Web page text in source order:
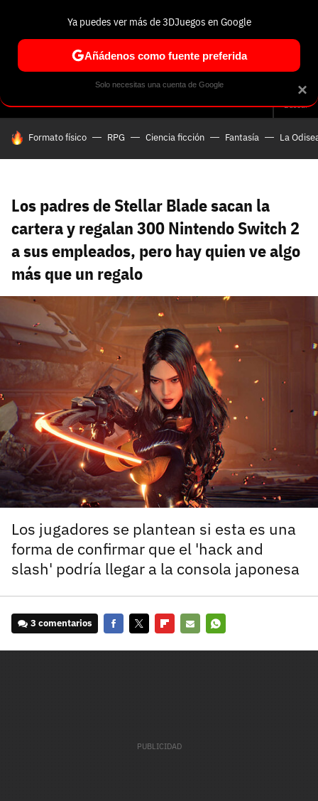
Buscar
HOY SE HABLA DE
Formato físico RPG Ciencia ficción Fantasía La
Los padres de Stellar Blade sacan la
cartera y regalan 300 Nintendo Switch 2
a sus empleados, pero hay quien ve algo
más que un regalo
Los jugadores se plantean si esta es una
forma de confirmar que el 'hack and
slash' podría llegar a la consola japonesa
3 comentarios
Entra en 3DJuegos
Correo electrónico
Contraseña
Iniciar sesión Recuperar contraseña
¿Todavía no tienes cuenta?
Regístrate gratis
El inicio de sesión con Facebook ya no está
disponible, pero puedes seguir usando tu cuenta
de 3DJuegos:
Recupera tu acceso con Facebook
Regístrate en 3DJuegos
Correo electrónico
Contraseña (mínimo 6 caracteres)
Nombre de usuario
Se usa para la dirección de tu página de usuario.
Piénsalo bien porque no podrás cambiarlo. Mínimo 3
caracteres, se pueden usar números (no como
carácter inicial), pero no mayúsculas, espacios, tildes
o caracteres especiales.
He leído y acepto lapolitica de privacidad y
de participación
Registrarse en 3DJuegos
Entra con Google
¿Ya tienes cuenta?
Recuperar contraseña
Correo electrónico
Recuperar contraseña Cancelar
Te enviaremos un correo electrónico con un
Facebook:
Recuperar contraseña
×
Ya puedes ver más de 3DJuegos en Google
Añádenos como fuente preferida
Solo necesitas una cuenta de Google